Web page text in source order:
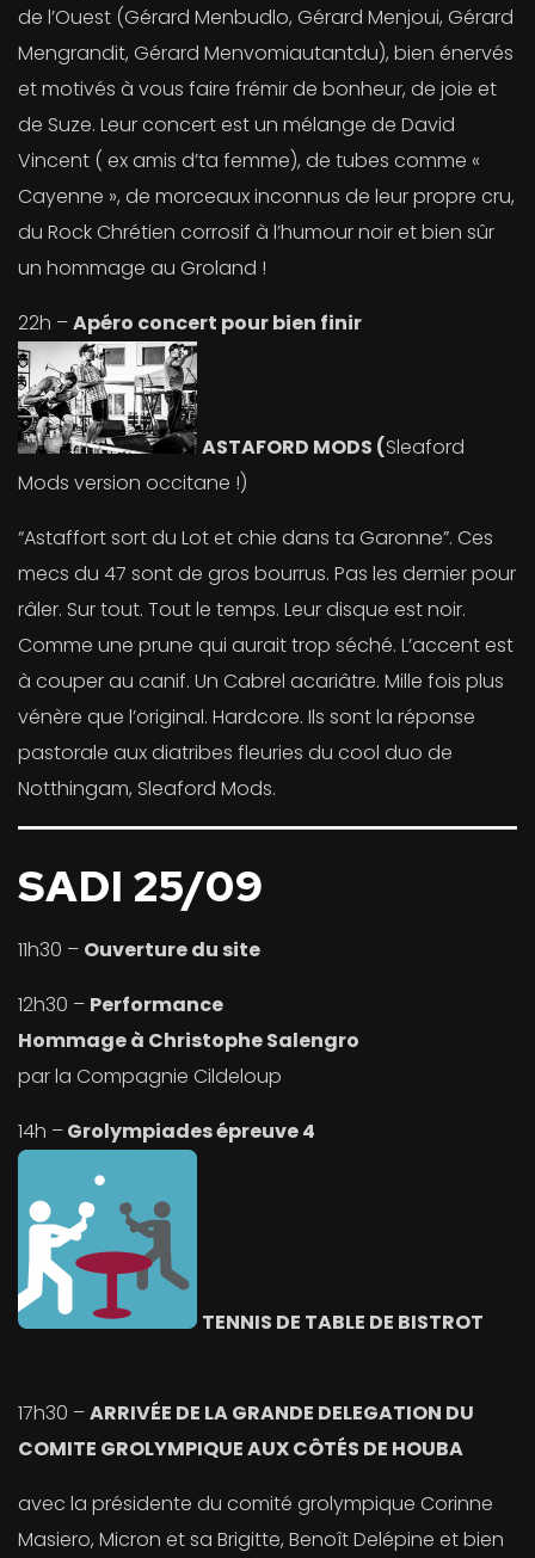
de l’Ouest (Gérard Menbudlo, Gérard Menjoui, Gérard
Mengrandit, Gérard Menvomiautantdu), bien énervés
et motivés à vous faire frémir de bonheur, de joie et
de Suze. Leur concert est un mélange de David
Vincent ( ex amis d’ta femme), de tubes comme «
Cayenne », de morceaux inconnus de leur propre cru,
du Rock Chrétien corrosif à l’humour noir et bien sûr
un hommage au Groland !
22h –Apéro concert pour bien finir
ASTAFORD MODS (Sleaford
Mods version occitane !)
“Astaffort sort du Lot et chie dans ta Garonne”. Ces
mecs du 47 sont de gros bourrus. Pas les dernier pour
râler. Sur tout. Tout le temps. Leur disque est noir.
Comme une prune qui aurait trop séché. L’accent est
à couper au canif. Un Cabrel acariâtre. Mille fois plus
vénère que l’original. Hardcore. Ils sont la réponse
pastorale aux diatribes fleuries du cool duo de
Notthingam, Sleaford Mods.
SADI 25/09
11h30 – Ouverture du site
12h30 – Performance
Hommage à Christophe Salengro
par la Compagnie Cildeloup
14h –Grolympiades épreuve 4
TENNIS DE TABLE DE BISTROT
17h30 –ARRIVÉE DE LA GRANDE DELEGATION DU
COMITE GROLYMPIQUE AUX CÔTÉS DE HOUBA
avec la présidente du comité grolympique Corinne
Masiero, Micron et sa Brigitte, Benoît Delépine et bien